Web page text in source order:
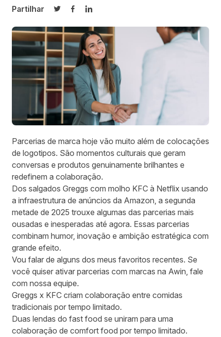
Partilhar
Partilhar no Twitter
Partilhar no Facebook
Partilhar no LinkedIn
Parcerias de marca hoje vão muito além de colocações
de logotipos. São momentos culturais que geram
conversas e produtos genuinamente brilhantes e
redefinem a colaboração.
Dos salgados Greggs com molho KFC à Netflix usando
a infraestrutura de anúncios da Amazon, a segunda
metade de 2025 trouxe algumas das parcerias mais
ousadas e inesperadas até agora. Essas parcerias
combinam humor, inovação e ambição estratégica com
grande efeito.
Vou falar de alguns dos meus favoritos recentes. Se
você quiser ativar parcerias com marcas na Awin, fale
com nossa equipe.
Greggs x KFC criam colaboração entre comidas
tradicionais por tempo limitado.
Duas lendas do fast food se uniram para uma
colaboração de comfort food por tempo limitado.